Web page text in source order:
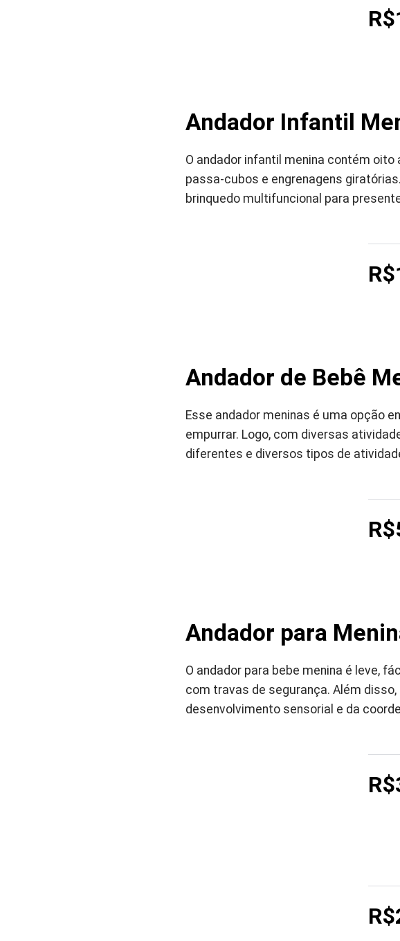
Andador Infantil
O andador infantil menina contém
passa-cubos e engrenagens
brinquedo multifuncional para
Andador de Bebê
Esse andador meninas é uma opção
empurrar. Logo, com diversas
diferentes e diversos tipos de
Andador para
O andador para bebe menina é leve,
com travas de segurança. Além
desenvolvimento sensorial e da